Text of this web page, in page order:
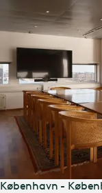
København -